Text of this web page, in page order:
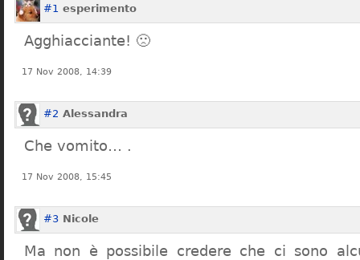
#1 esperimento
Agghiacciante! 🙁
17 Nov 2008, 14:39
#2 Alessandra
Che vomito… .
17 Nov 2008, 15:45
#3 Nicole
Ma non è possibile credere che ci sono